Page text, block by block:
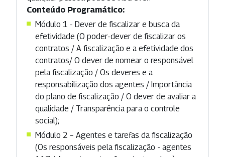
Conteúdo Programático:
Módulo 1 - Dever de fiscalizar e busca da
efetividade (O poder-dever de fiscalizar os
contratos / A fiscalização e a efetividade dos
contratos/ O dever de nomear o responsável
pela fiscalização / Os deveres e a
responsabilização dos agentes / Importância
do plano de fiscalização / O dever de avaliar a
qualidade / Transparência para o controle
social);
Módulo 2 – Agentes e tarefas da fiscalização
(Os responsáveis pela fiscalização - agentes